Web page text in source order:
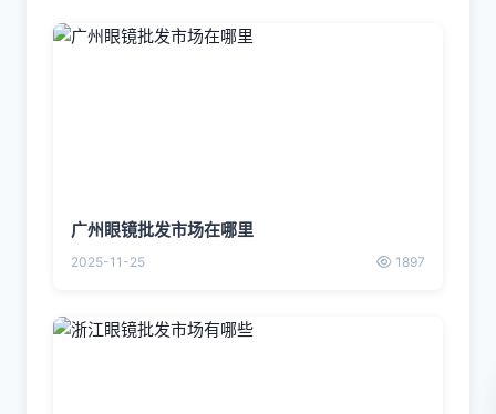
广州眼镜批发市场在哪里
2025-11-25 1897